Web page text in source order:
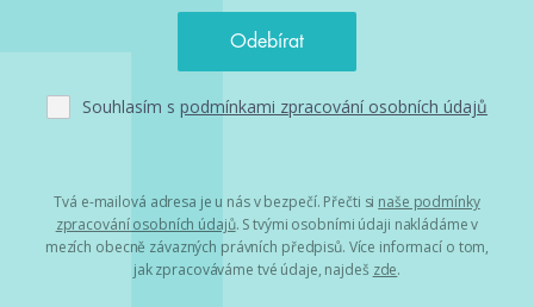
Souhlasím s podmínkami zpracování osobních údajů
Tvá e-mailová adresa je u nás v bezpečí. Přečti si naše podmínky
zpracování osobních údajů. S tvými osobními údaji nakládáme v
mezích obecně závazných právních předpisů. Více informací o tom,
jak zpracováváme tvé údaje, najdeš zde.